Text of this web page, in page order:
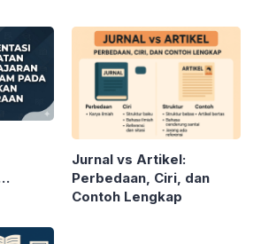
Jurnal vs Artikel:
Perbedaan, Ciri, dan
Contoh Lengkap